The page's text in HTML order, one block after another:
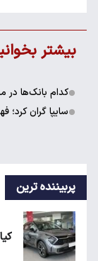
بیشتر
کدام بانک‌ها در
سایپا گران
پربیننده ترین
کیا